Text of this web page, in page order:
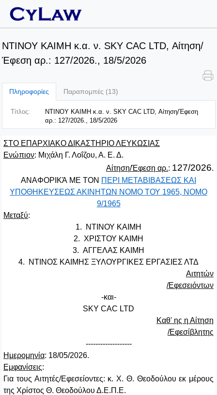
ΝΤΙΝΟΥ ΚΑΙΜΗ κ.α. ν. SKY CAC LTD, Αίτηση/
Έφεση αρ.: 127/2026., 18/5/2026
Πληροφορίες Παραπομπές (13)
Τίτλος:
ΝΤΙΝΟΥ ΚΑΙΜΗ κ.α. ν. SKY CAC LTD, Αίτηση/Έφεση
αρ.: 127/2026., 18/5/2026
ΣΤΟ ΕΠΑΡΧΙΑΚΟ ΔΙΚΑΣΤΗΡΙΟ ΛΕΥΚΩΣΙΑΣ
Ενώπιον: Μιχάλη Γ. Λοΐζου, Α. Ε. Δ.
Αίτηση/Έφεση αρ.: 127/2026.
ΑΝΑΦΟΡΙΚΆ ΜΕ ΤΟΝ ΠΕΡΙ ΜΕΤΑΒΙΒΑΣΕΩΣ ΚΑΙ
ΥΠΟΘΗΚΕΥΣΕΩΣ ΑΚΙΝΗΤΩΝ ΝΟΜΟ ΤΟΥ 1965, ΝΟΜΟ
9/1965
Μεταξύ:
1.
ΝΤΙΝΟΥ ΚΑΙΜΗ
2. ΧΡΙΣΤΟΥ ΚΑΙΜΗ
3. ΑΓΓΕΛΑΣ ΚΑΙΜΗ
4.
ΝΤΙΝΟΣ ΚΑΙΜΗΣ ΞΥΛΟΥΡΓΙΚΕΣ ΕΡΓΑΣΙΕΣ ΛΤΔ
Αιτητών
/Εφεσειόντων
-και-
SKY CAC LTD
Καθ' ης η Αίτηση
/Εφεσίβλητης
-------------------
Ημερομηνία: 18/05/2026.
Εμφανίσεις:
Για τους Αιτητές/Εφεσείοντες: κ. Χ. Θ. Θεοδούλου εκ μέρους
της Χρίστος Θ. Θεοδούλου Δ.Ε.Π.Ε.